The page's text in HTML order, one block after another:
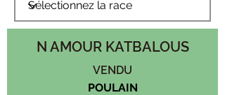
N AMOUR KATBALOUS
VENDU
POULAIN